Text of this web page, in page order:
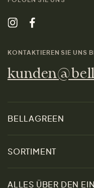
KONTAKTIEREN SIE UNS
BELLAGREEN
Nachhaltigkeit
SORTIMENT
ALLES ÜBER DEN